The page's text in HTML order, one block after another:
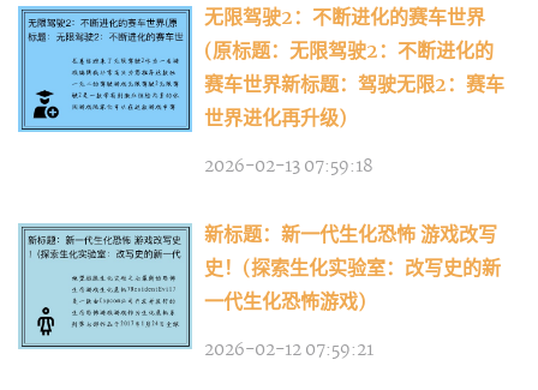
无限驾驶2：不断进化的赛车世界
(原标题：无限驾驶2：不断进化的
赛车世界新标题：驾驶无限2：赛车
世界进化再升级)
2026-02-13 07:59:18
新标题：新一代生化恐怖 游戏改写
史！(探索生化实验室：改写史的新
一代生化恐怖游戏)
2026-02-12 07:59:21